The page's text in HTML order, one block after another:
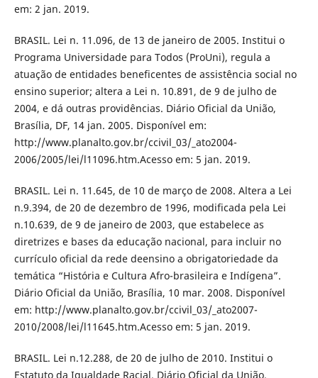
em: 2 jan. 2019.
BRASIL. Lei n. 11.096, de 13 de janeiro de 2005. Institui o
Programa Universidade para Todos (ProUni), regula a
atuação de entidades beneficentes de assistência social no
ensino superior; altera a Lei n. 10.891, de 9 de julho de
2004, e dá outras providências. Diário Oficial da União,
Brasília, DF, 14 jan. 2005. Disponível em:
http://www.planalto.gov.br/ccivil_03/_ato2004-
2006/2005/lei/l11096.htm.Acesso em: 5 jan. 2019.
BRASIL. Lei n. 11.645, de 10 de março de 2008. Altera a Lei
n.9.394, de 20 de dezembro de 1996, modificada pela Lei
n.10.639, de 9 de janeiro de 2003, que estabelece as
diretrizes e bases da educação nacional, para incluir no
currículo oficial da rede deensino a obrigatoriedade da
temática “História e Cultura Afro-brasileira e Indígena”.
Diário Oficial da União, Brasília, 10 mar. 2008. Disponível
em: http://www.planalto.gov.br/ccivil_03/_ato2007-
2010/2008/lei/l11645.htm.Acesso em: 5 jan. 2019.
BRASIL. Lei n.12.288, de 20 de julho de 2010. Institui o
Estatuto da Igualdade Racial. Diário Oficial da União,